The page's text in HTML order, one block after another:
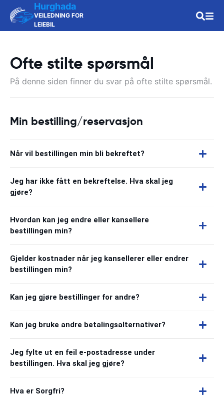
Hurghada
VEILEDNING FOR
LEIEBIL
Ofte stilte spørsmål
På denne siden finner du svar på ofte stilte spørsmål.
Min bestilling/reservasjon
Når vil bestillingen min bli bekreftet?
Jeg har ikke fått en bekreftelse. Hva skal jeg
gjøre?
Hvordan kan jeg endre eller kansellere
bestillingen min?
Gjelder kostnader når jeg kansellerer eller endrer
bestillingen min?
Kan jeg gjøre bestillinger for andre?
Kan jeg bruke andre betalingsalternativer?
Jeg fylte ut en feil e-postadresse under
bestillingen. Hva skal jeg gjøre?
Hva er Sorgfri?